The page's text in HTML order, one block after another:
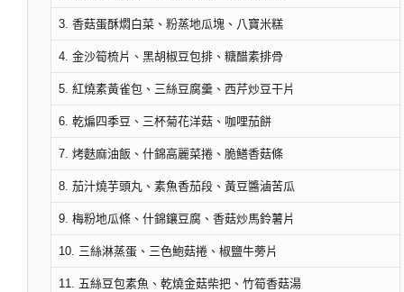
3. 香菇蛋酥燜白菜、粉蒸地瓜塊、八寶米糕
4. 金沙筍梳片、黑胡椒豆包排、糖醋素排骨
5. 紅燒素黃雀包、三絲豆腐羹、西芹炒豆干片
6. 乾煸四季豆、三杯菊花洋菇、咖哩茄餅
7. 烤麩麻油飯、什錦高麗菜捲、脆鱔香菇條
8. 茄汁燒芋頭丸、素魚香茄段、黃豆醬滷苦瓜
9. 梅粉地瓜條、什錦鑲豆腐、香菇炒馬鈴薯片
10. 三絲淋蒸蛋、三色鮑菇捲、椒鹽牛蒡片
11. 五絲豆包素魚、乾燒金菇柴把、竹筍香菇湯